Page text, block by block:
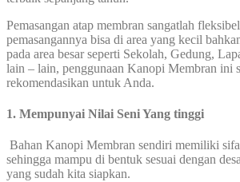
Pemasangan atap membran sangatlah
pemasangannya bisa di area yang kecil
pada area besar seperti Sekolah, Gedung,
lain – lain, penggunaan Kanopi Membran ini
rekomendasikan untuk Anda.
1. Mempunyai Nilai Seni Yang tinggi
Bahan Kanopi Membran sendiri memiliki
sehingga mampu di bentuk sesuai dengan
yang sudah kita siapkan.